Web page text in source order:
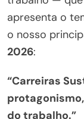
apresenta o
o nosso
2026:
“Carreiras
do trabalho.”